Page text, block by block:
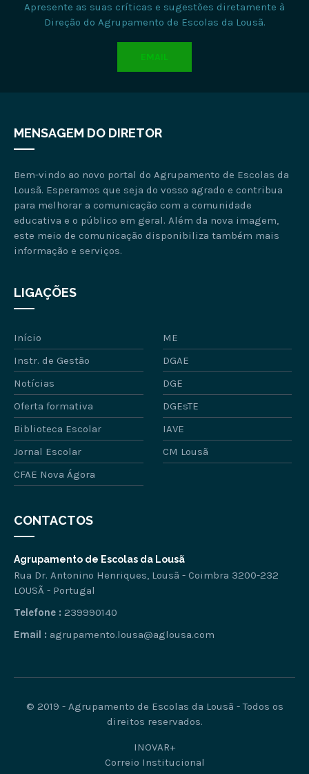
Apresente as suas críticas e sugestões diretamente à
Direção do Agrupamento de Escolas da Lousã.
EMAIL
MENSAGEM DO DIRETOR
Bem-vindo ao novo portal do Agrupamento de Escolas da
Lousã. Esperamos que seja do vosso agrado e contribua
para melhorar a comunicação com a comunidade
educativa e o público em geral. Além da nova imagem,
este meio de comunicação disponibiliza também mais
informação e serviços.
LIGAÇÕES
Início
ME
Instr. de Gestão
DGAE
Notícias
DGE
Oferta formativa
DGEsTE
Biblioteca Escolar
IAVE
Jornal Escolar
CM Lousã
CFAE Nova Ágora
CONTACTOS
Agrupamento de Escolas da Lousã
Rua Dr. Antonino Henriques, Lousã - Coimbra 3200-232
LOUSÃ - Portugal
Telefone : 239990140
Email : agrupamento.lousa@aglousa.com
© 2019 - Agrupamento de Escolas da Lousã - Todos os
direitos reservados.
INOVAR+
Correio Institucional